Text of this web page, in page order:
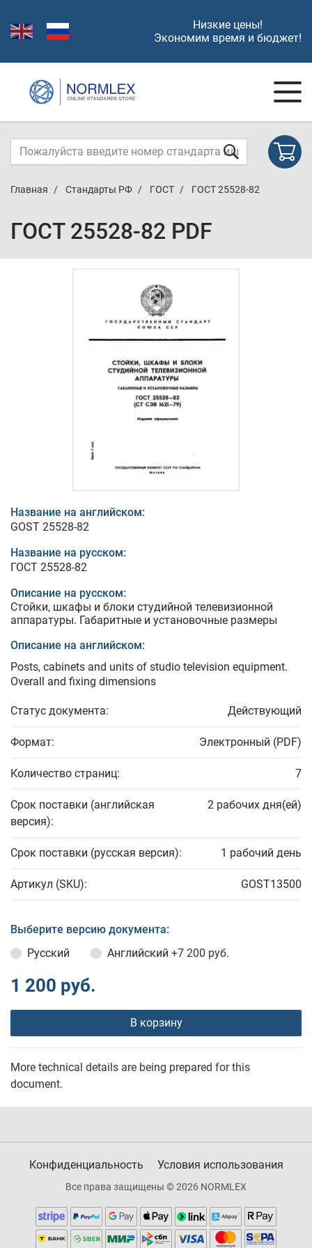
Низкие цены!
Экономим время и бюджет!
Главная Стандарты РФ ГОСТ ГОСТ 25528-82
ГОСТ 25528-82 PDF
Название на английском:
GOST 25528-82
Название на русском:
ГОСТ 25528-82
Описание на русском:
Стойки, шкафы и блоки студийной телевизионной
аппаратуры. Габаритные и установочные размеры
Описание на английском:
Posts, cabinets and units of studio television equipment.
Overall and fixing dimensions
Статус документа: Действующий
Формат: Электронный (PDF)
Количество страниц: 7
Срок поставки (английская
версия):
2 рабочих дня(ей)
Срок поставки (русская версия): 1 рабочий день
Артикул (SKU): GOST13500
Выберите версию документа:
Русский
Английский +7 200 руб.
1 200 руб.
В корзину
More technical details are being prepared for this
document.
Конфиденциальность Условия использования
Все права защищены © 2026 NORMLEX